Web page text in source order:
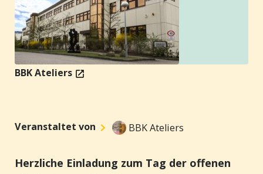
BBK Ateliers
Veranstaltet von BBK Ateliers
Herzliche Einladung zum Tag der offenen